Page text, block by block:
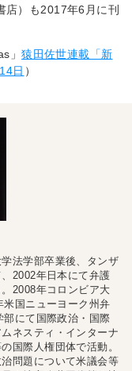
店）も2017年6月に刊
」猿田佐世連載「新
日 ）
法学部卒業後、タンザ
2002年日本にて弁護
2008年コロンビア大
国ニューヨーク州弁
にて国際政治・国際
ネスティ・インターナ
国際人権団体で活動。
問題について米議会等